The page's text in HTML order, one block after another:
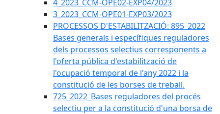
4_2023_CCM-OPE02-EXP04/2023
3_2023_CCM-OPE01-EXP03/2023
PROCESSOS D'ESTABILITZACIÓ: 895_2022
Bases generals i específiques reguladores
dels processos selectius corresponents a
l'oferta pública d'estabilització de
l'ocupació temporal de l'any 2022 i la
constitució de les borses de treball.
725_2022_Bases reguladores del procés
selectiu per a la constitució d'una borsa de